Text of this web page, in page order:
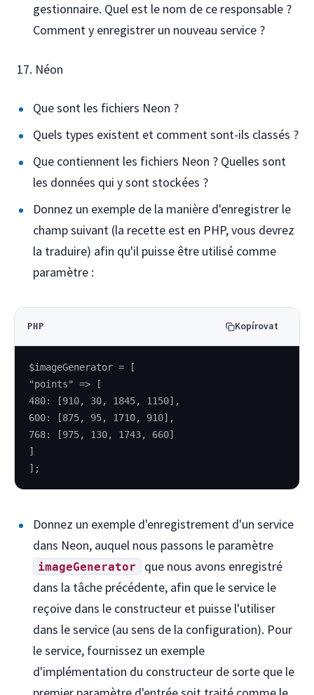
gestionnaire. Quel est le nom de ce responsable ?
Comment y enregistrer un nouveau service ?
Néon
Que sont les fichiers Neon ?
Quels types existent et comment sont-ils classés ?
Que contiennent les fichiers Neon ? Quelles sont
les données qui y sont stockées ?
Donnez un exemple de la manière d'enregistrer le
champ suivant (la recette est en PHP, vous devrez
la traduire) afin qu'il puisse être utilisé comme
paramètre :
PHP Kopírovat
$imageGenerator = [
"points" => [
480: [910, 30, 1845, 1150],
600: [875, 95, 1710, 910],
768: [975, 130, 1743, 660]
]
];
Donnez un exemple d'enregistrement d'un service
dans Neon, auquel nous passons le paramètre
imageGenerator
que nous avons enregistré
dans la tâche précédente, afin que le service le
reçoive dans le constructeur et puisse l'utiliser
dans le service (au sens de la configuration). Pour
le service, fournissez un exemple
d'implémentation du constructeur de sorte que le